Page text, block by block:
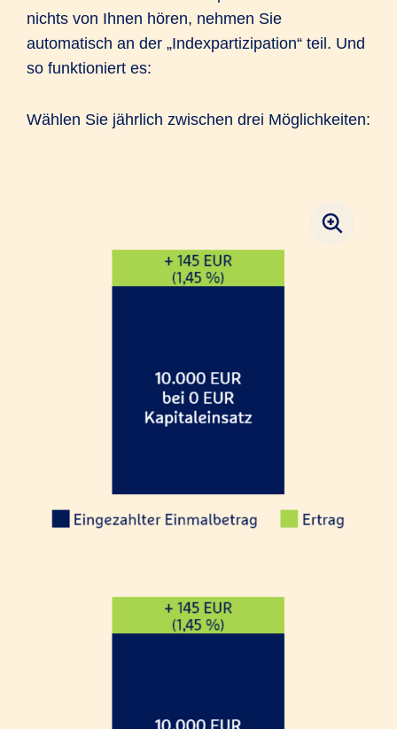
nichts von Ihnen hören, nehmen Sie
automatisch an der „Indexpartizipation“ teil. Und
so funktioniert es:
Wählen Sie jährlich zwischen drei Möglichkeiten: